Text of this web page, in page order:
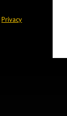
Privacy